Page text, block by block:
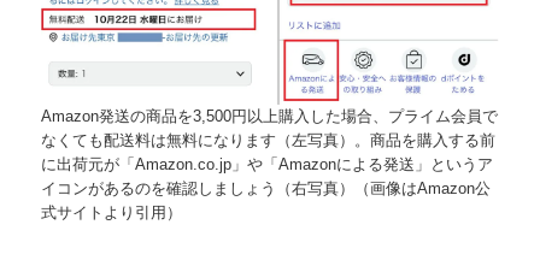
Amazon発送の商品を3,500円以上購入した場合、プライム会員で
なくても配送料は無料になります（左写真）。商品を購入する前
に出荷元が「Amazon.co.jp」や「Amazonによる発送」というア
イコンがあるのを確認しましょう（右写真）（画像はAmazon公
式サイトより引用）